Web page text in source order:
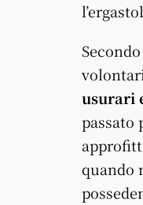
usurari
passato
quando